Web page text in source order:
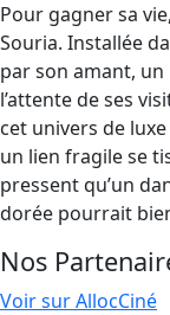
Pour gagner sa
Souria. Installée
par son amant,
l’attente de ses
cet univers de
un lien fragile se
pressent qu’un
dorée pourrait
Nos
Voir sur AllocCiné